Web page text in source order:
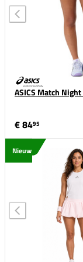
ASICS Match
€ 8495
Nieuw